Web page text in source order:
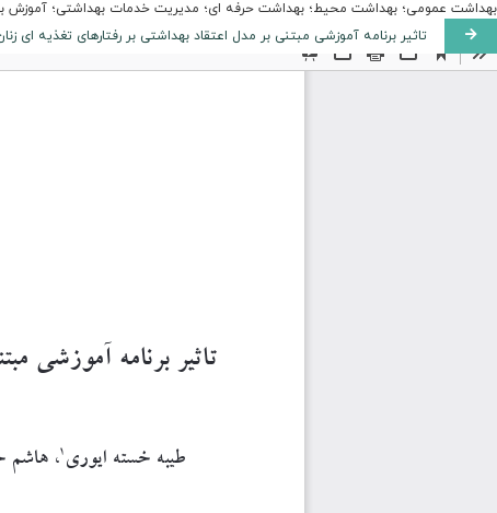
بهداشت عمومی؛ بهداشت محیط؛ بهداشت حرفه ای؛ مدیریت خدمات بهداشتی؛ آموزش
تاثیر برنامه آموزشی مبتنی بر مدل اعتقاد بهداشتی بر رفتارهای تغذیه ای